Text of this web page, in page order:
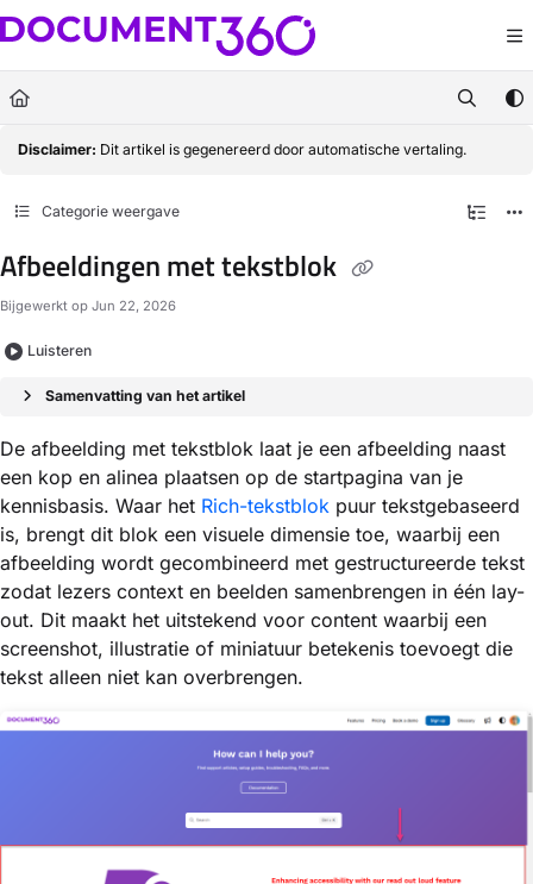
Documentation Index
Fetch the complete documentation index at:https://docs.document360.com/
Use this file to discover all available pages before exploring further.
Disclaimer: Dit artikel is gegenereerd door automatische vertaling.
Categorie weergave
Afbeeldingen met tekstblok
Bijgewerkt op Jun 22, 2026
Luisteren
Samenvatting van het artikel
De afbeelding met tekstblok laat je een afbeelding naast
een kop en alinea plaatsen op de startpagina van je
kennisbasis. Waar het Rich-tekstblok puur tekstgebaseerd
is, brengt dit blok een visuele dimensie toe, waarbij een
afbeelding wordt gecombineerd met gestructureerde tekst
zodat lezers context en beelden samenbrengen in één lay-
out. Dit maakt het uitstekend voor content waarbij een
screenshot, illustratie of miniatuur betekenis toevoegt die
tekst alleen niet kan overbrengen.